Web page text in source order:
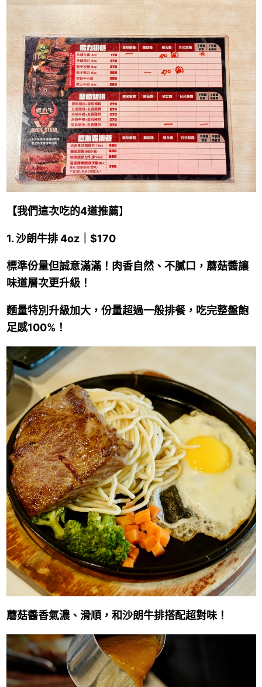
【我們這次吃的4道推薦】
1. 沙朗牛排 4oz｜$170
標準份量但誠意滿滿！肉香自然、不膩口，蘑菇醬讓
味道層次更升級！
麵量特別升級加大，份量超過一般排餐，吃完整盤飽
足感100%！
蘑菇醬香氣濃、滑順，和沙朗牛排搭配超對味！